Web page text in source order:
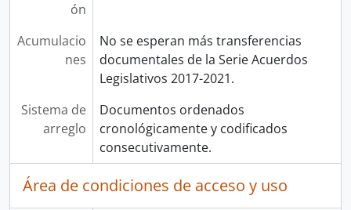
ón
Acumulacio
nes
No se esperan más transferencias
documentales de la Serie Acuerdos
Legislativos 2017-2021.
Sistema de
arreglo
Documentos ordenados
cronológicamente y codificados
consecutivamente.
Área de condiciones de acceso y uso